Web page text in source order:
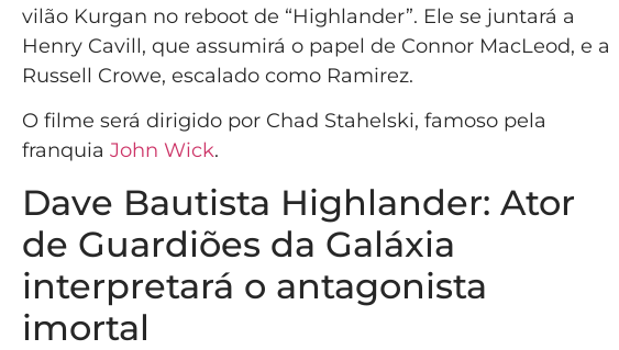
vilão Kurgan no reboot de “Highlander”. Ele se juntará a
Henry Cavill, que assumirá o papel de Connor MacLeod, e a
Russell Crowe, escalado como Ramirez.
O filme será dirigido por Chad Stahelski, famoso pela
franquia John Wick.
Dave Bautista Highlander: Ator
de Guardiões da Galáxia
interpretará o antagonista
imortal